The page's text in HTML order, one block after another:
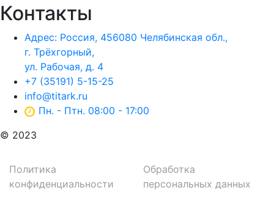
Контакты
Адрес: Россия, 456080 Челябинская обл.,
г. Трёхгорный,
ул. Рабочая, д. 4
+7 (35191) 5-15-25
info@titark.ru
Пн. - Птн. 08:00 - 17:00
© 2023
Политика
конфиденциальности
Обработка
персональных данных